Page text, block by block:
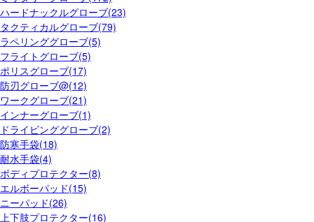
ハードナックルグローブ(23)
タクティカルグローブ(79)
ラペリンググローブ(5)
フライトグローブ(5)
ポリスグローブ(17)
防刃グローブ@(12)
ワークグローブ(21)
インナーグローブ(1)
ドライビンググローブ(2)
防寒手袋(18)
耐水手袋(4)
ボディプロテクター(8)
エルボーパッド(15)
ニーパッド(26)
上下肢プロテクター(16)